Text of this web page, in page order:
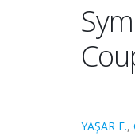
YAŞAR E.,